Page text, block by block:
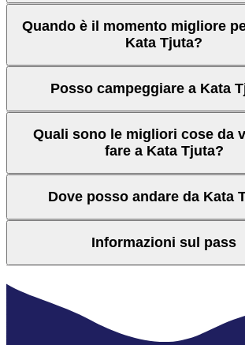
Quando è il momento migliore
Kata Tjuta?
Posso campeggiare a Kata
Quali sono le migliori cose da
fare a Kata Tjuta?
Dove posso andare da Kata
Informazioni sul pass
purchase your pass online